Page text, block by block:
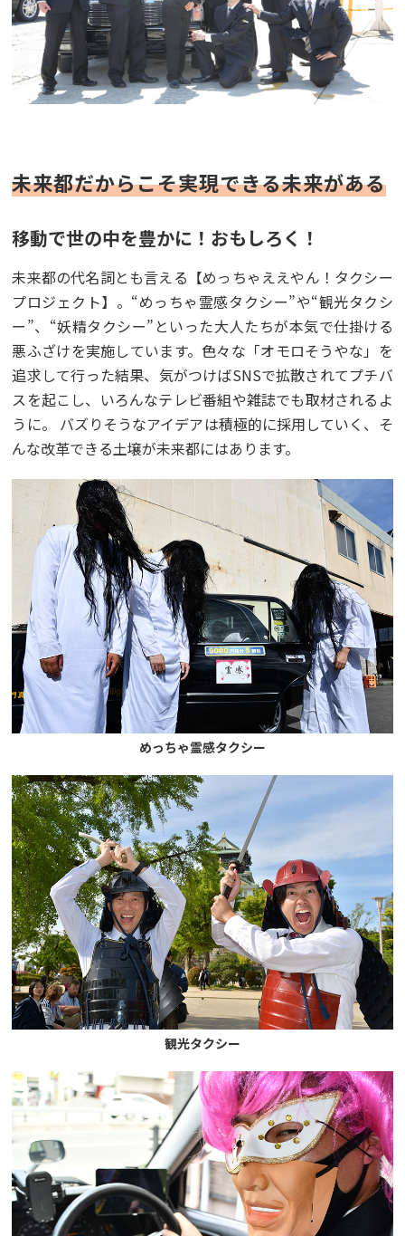
未来都だからこそ実現できる未来がある
移動で世の中を豊かに！おもしろく！
未来都の代名詞とも言える【めっちゃええやん！タクシー
プロジェクト】。“めっちゃ霊感タクシー”や“観光タクシ
ー”、“妖精タクシー”といった大人たちが本気で仕掛ける
悪ふざけを実施しています。色々な「オモロそうやな」を
追求して行った結果、気がつけばSNSで拡散されてプチバ
スを起こし、いろんなテレビ番組や雑誌でも取材されるよ
うに。 バズりそうなアイデアは積極的に採用していく、そ
んな改革できる土壌が未来都にはあります。
めっちゃ霊感タクシー
観光タクシー